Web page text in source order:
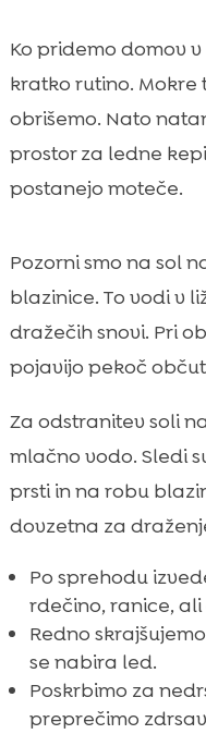
Ko pridemo domov
kratko rutino.
obrišemo. Nato
prostor za ledne
postanejo moteče.
Pozorni smo na sol
blazinice. To vodi v
dražečih snovi. Pri
pojavijo pekoč
Za odstranitev soli
mlačno vodo. Sledi
prsti in na robu
dovzetna za
Po sprehodu
rdečino, ranice,
Redno
se nabira led.
Poskrbimo za
preprečimo